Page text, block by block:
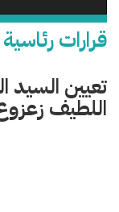
قرارات رئاسية
تعيين
اللطيف